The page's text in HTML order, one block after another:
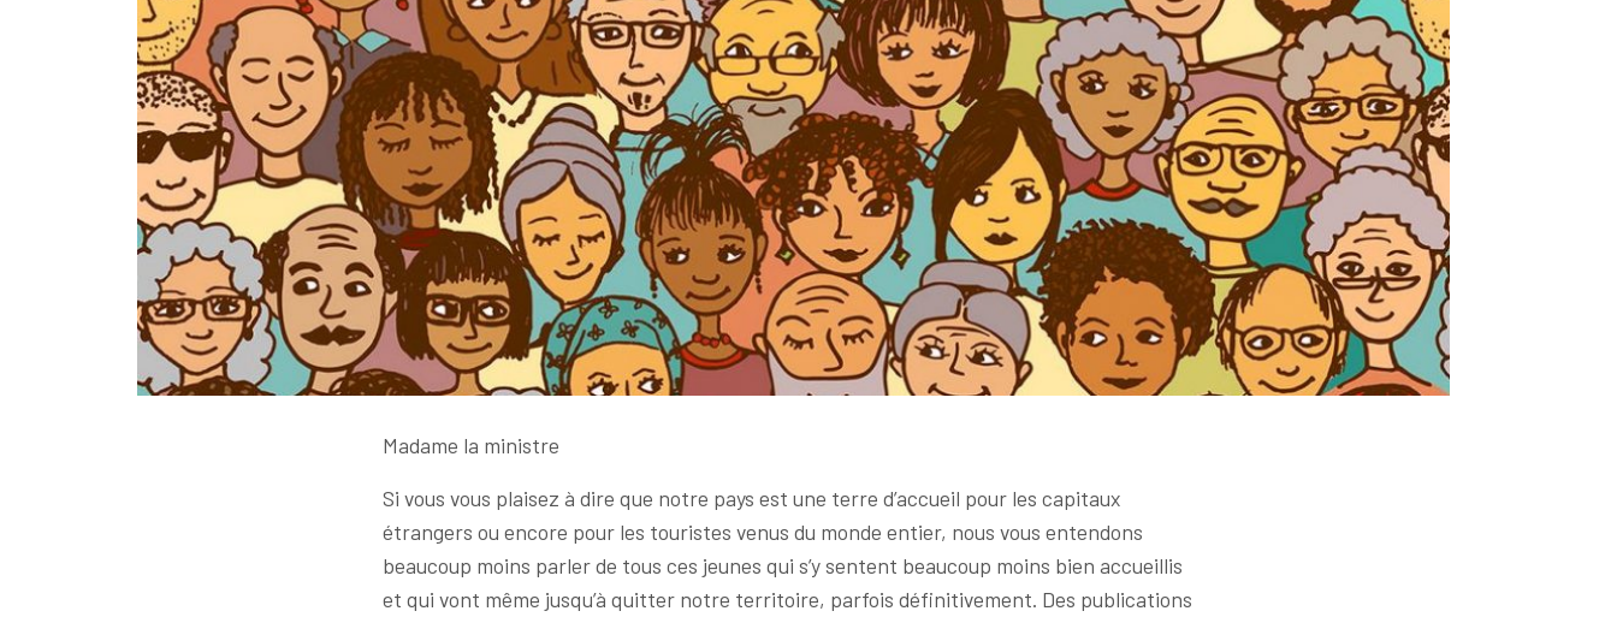
Madame la ministre
Si vous vous plaisez à dire que notre pays est une terre d’accueil pour les capitaux
étrangers ou encore pour les touristes venus du monde entier, nous vous entendons
beaucoup moins parler de tous ces jeunes qui s’y sentent beaucoup moins bien accueillis
et qui vont même jusqu’à quitter notre territoire, parfois définitivement. Des publications